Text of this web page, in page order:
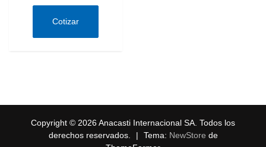
deCotizar
Copyright © 2026 Anacasti Internacional SA. Todos los
derechos reservados.
| Tema: NewStore de